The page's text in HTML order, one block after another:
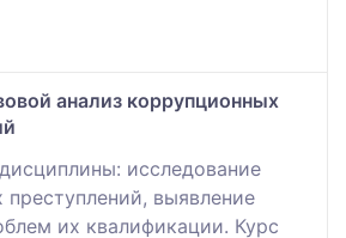
анализ коррупционных
исследование
выявление
их квалификации. Курс